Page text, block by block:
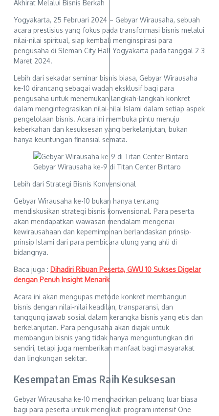
Yogyakarta, 25 Februari 2024 – Gebyar Wirausaha, sebuah
acara prestisius yang fokus pada transformasi bisnis melalui
nilai-nilai spiritual, siap kembali menginspirasi para
pengusaha di Sleman City Hall Yogyakarta pada tanggal 2-3
Maret 2024.
Lebih dari sekadar seminar bisnis biasa, Gebyar Wirausaha
ke-10 dirancang sebagai wadah eksklusif bagi para
pengusaha untuk menemukan langkah-langkah konkret
dalam mengintegrasikan nilai-nilai Islami dalam setiap aspek
pengelolaan bisnis. Acara ini membuka pintu menuju
keberkahan dan kesuksesan yang berkelanjutan, bukan
hanya keuntungan finansial semata.
Gebyar Wirausaha ke-9 di Titan Center Bintaro
Lebih dari Strategi Bisnis Konvensional
Gebyar Wirausaha ke-10 bukan hanya tentang
mendiskusikan strategi bisnis konvensional. Para peserta
akan mendapatkan wawasan mendalam mengenai
kewirausahaan dan kepemimpinan berlandaskan prinsip-
prinsip Islami dari para pembicara ulung yang ahli di
bidangnya.
Baca juga : Dihadiri Ribuan Peserta, GWU 10 Sukses Digelar
dengan Penuh Insight Menarik
Acara ini akan mengupas metode konkret membangun
bisnis dengan nilai-nilai keadilan, transparansi, dan
tanggung jawab sosial dalam kerangka bisnis yang etis dan
berkelanjutan. Para pengusaha akan diajak untuk
membangun bisnis yang tidak hanya menguntungkan diri
sendiri, tetapi juga memberikan manfaat bagi masyarakat
dan lingkungan sekitar.
Kesempatan Emas Raih Kesuksesan
Gebyar Wirausaha ke-10 menghadirkan peluang luar biasa
bagi para peserta untuk mengikuti program intensif One